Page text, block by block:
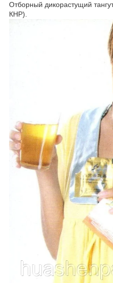
Отборный дикорастущий
КНР).